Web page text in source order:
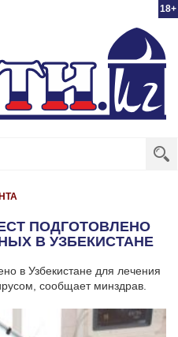
18+
ПОДГОТОВЛЕНО
В УЗБЕКИСТАНЕ
в Узбекистане для лечения
сообщает минздрав.